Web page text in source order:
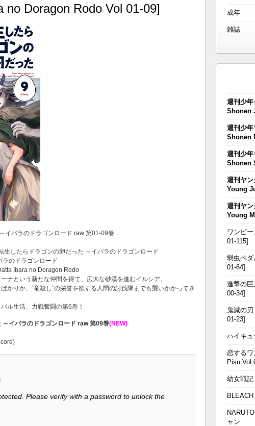
no Doragon Rodo Vol 01-09]
イバラのドラゴンロード raw 第01-09巻
したらドラゴンの卵だった ～イバラのドラゴンロード
のドラゴンロード
Ibara no Doragon Rodo
ナという新たな仲間を得て、広大な砂漠を進むイルシア。
かりか、“竜殺し”の栄誉を欲する人間の討伐隊までも襲いかかってき
ル生活、力戦奮闘の第6巻！
イバラのドラゴンロード raw 第09巻(NEW)
Please verify with a password to unlock the
成年
雑誌
週刊少
Shonen
週刊少
Shonen
週刊少
Shonen
週刊ヤ
Young
週刊ヤ
Young
ワンピ
01-115]
弱虫ペダ
01-64]
進撃の巨
00-34]
鬼滅の
01-23]
ハイキュ
恋する
Pisu Vol
幼女戦記
ャン